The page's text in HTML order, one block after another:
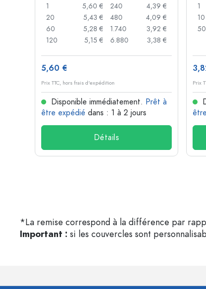
1
5,60 €
20
5,43 €
60
5,28 €
120
5,15 €
240
4,39 €
480
4,09 €
1.740
3,92 €
6.880
3,38 €
5,60 €
Prix TTC, hors frais d'expédition
Disponible immédiatement. Prêt à
être expédié dans : 1 à 2 jours
Détails
1
10
50
Prix
*La remise correspond à la différence par
Important : si les couvercles sont